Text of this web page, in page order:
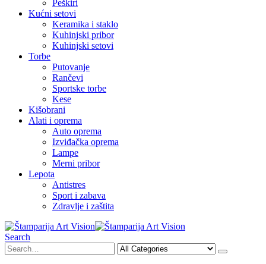
Peškiri
Kućni setovi
Keramika i staklo
Kuhinjski pribor
Kuhinjski setovi
Torbe
Putovanje
Rančevi
Sportske torbe
Kese
Kišobrani
Alati i oprema
Auto oprema
Izviđačka oprema
Lampe
Merni pribor
Lepota
Antistres
Sport i zabava
Zdravlje i zaštita
Search